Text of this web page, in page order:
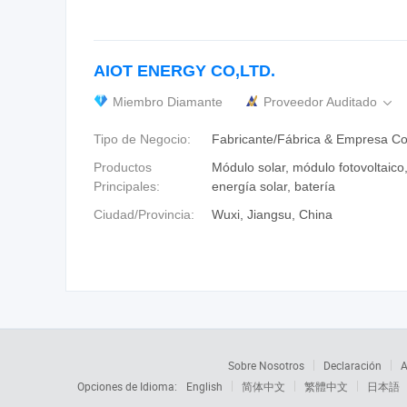
AIOT ENERGY CO,LTD.
Miembro Diamante Proveedor Auditado 
Tipo de Negocio:
Fabricante/Fábrica & Empresa
Productos
Principales:
Módulo solar, módulo
energía solar, batería
Ciudad/Provincia:
Wuxi, Jiangsu, China
Sobre Nosotros Declaración
Opciones de Idioma:
English 简体中文 繁體中文 日本語